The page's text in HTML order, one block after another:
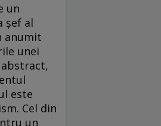
un
șef al
anumit
unei
este
Cel din
un